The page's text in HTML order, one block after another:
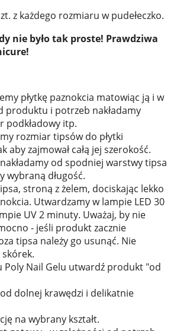
z każdego rozmiaru w pudełeczko.
nie było tak proste! Prawdziwa
płytkę paznokcia matowiąc ją i w
produktu i potrzeb nakładamy
podkładowy itp.
rozmiar tipsów do płytki
aby zajmował całą jej szerokość.
od spodniej warstwy tipsa
wybraną długość.
stroną z żelem, dociskając lekko
Utwardzamy w lampie LED 30
UV 2 minuty. Uważaj, by nie
- jeśli produkt zacznie
tipsa należy go usunąć. Nie
Poly Nail Gelu utwardź produkt "od
dolnej krawędzi i delikatnie
na wybrany kształt.